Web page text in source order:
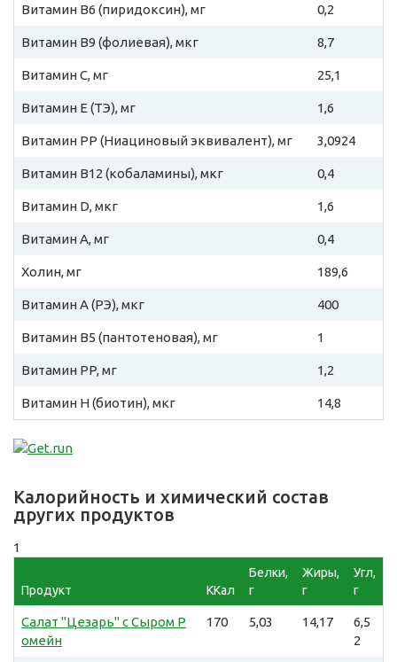
Витамин B6 (пиридоксин), мг 0,2
Витамин B9 (фолиевая), мкг 8,7
Витамин C, мг 25,1
Витамин E (ТЭ), мг 1,6
Витамин PP (Ниациновый эквивалент), мг 3,0924
Витамин B12 (кобаламины), мкг 0,4
Витамин D, мкг 1,6
Витамин A, мг 0,4
Холин, мг 189,6
Витамин A (РЭ), мкг 400
Витамин B5 (пантотеновая), мг 1
Витамин PP, мг 1,2
Витамин H (биотин), мкг 14,8
Калорийность и химический состав
других продуктов
1
Продукт ККал
Белки,
г
Жиры,
г
Угл,
г
Салат "Цезарь" с Сыром Р
омейн
170 5,03 14,17
6,5
2